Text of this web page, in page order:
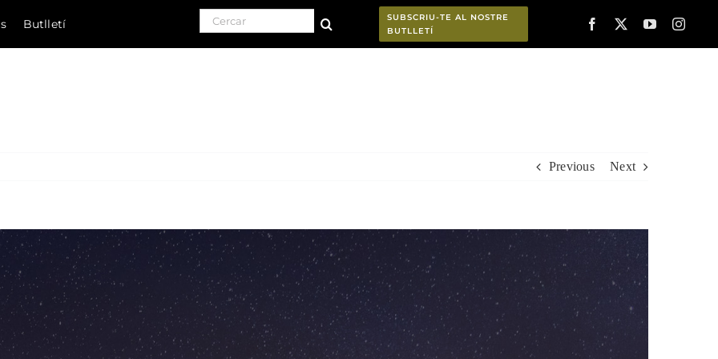
Butlletí Search for:
SUBSCRIU-TE AL NOSTRE
BUTLLETÍ
Previous Next